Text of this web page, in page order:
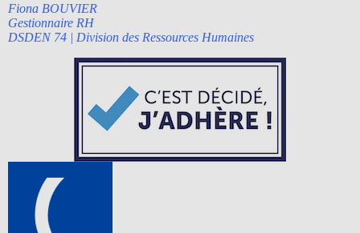
Fiona BOUVIER
Gestionnaire RH
DSDEN 74 | Division des Ressources Humaines